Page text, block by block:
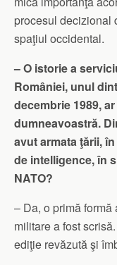
procesul decizional
spaţiul occidental.
– O istorie a
României, unul
decembrie 1989,
dumneavoastră.
avut armata ţării,
de intelligence, în
NATO?
– Da, o primă
militare a fost
ediţie revăzută şi